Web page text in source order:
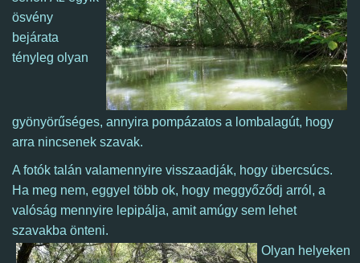
ösvény
bejárata
tényleg olyan
gyönyörűséges, annyira pompázatos a lombalagút, hogy
arra nincsenek szavak.
A fotók talán valamennyire visszaadják, hogy übercsúcs.
Ha meg nem, eggyel több ok, hogy meggyőződj arról, a
valóság mennyire lepipálja, amit amúgy sem lehet
szavakba önteni.
Olyan helyeken